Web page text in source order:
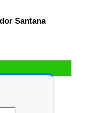
Santana